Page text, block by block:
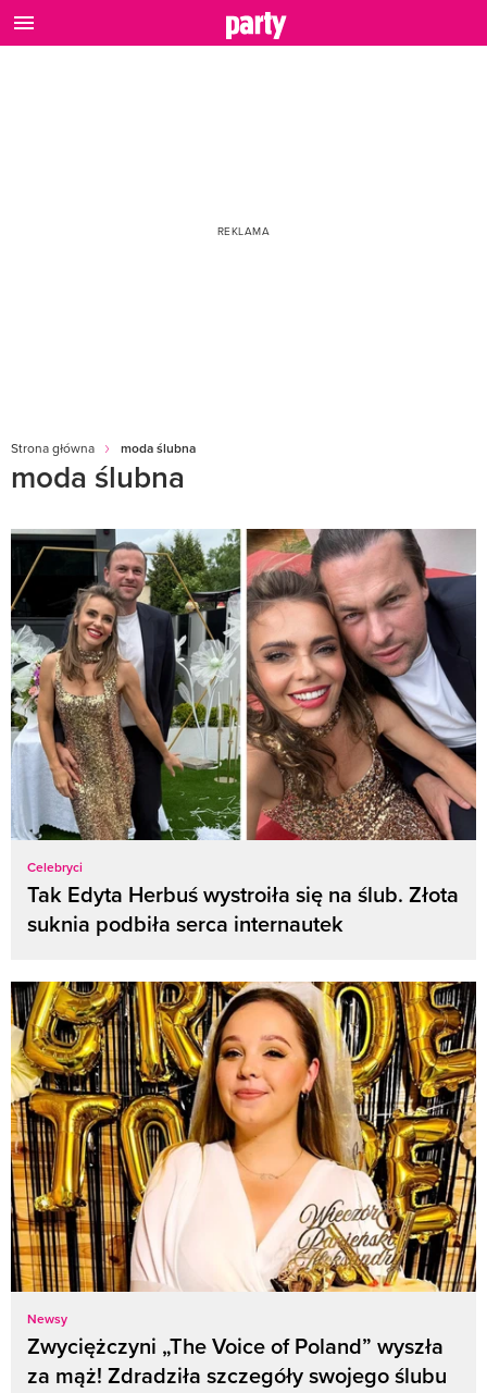
Strona główna moda ślubna
moda ślubna
Celebryci
Tak Edyta Herbuś wystroiła się na ślub. Złota
suknia podbiła serca internautek
Newsy
Zwyciężczyni „The Voice of Poland” wyszła
za mąż! Zdradziła szczegóły swojego ślubu